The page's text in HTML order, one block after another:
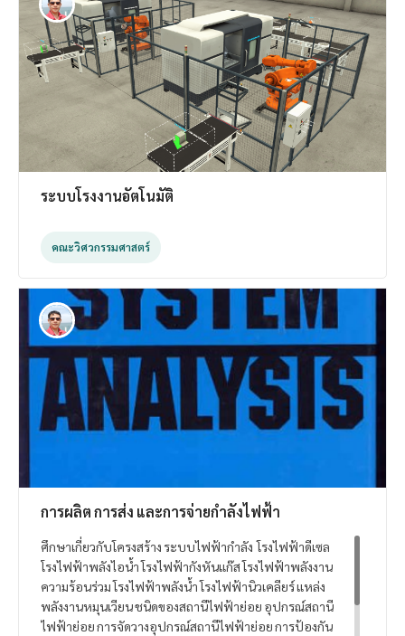
ระบบโรงงานอัตโนมัติ
คณะวิศวกรรมศาสตร์
การผลิต การส่ง และการจ่ายกำลังไฟฟ้า
ศึกษาเกี่ยวกับโครงสร้าง ระบบไฟฟ้ากำลัง โรงไฟฟ้าดีเซล
โรงไฟฟ้าพลังไอน้ำ โรงไฟฟ้ากังหันแก๊ส โรงไฟฟ้าพลังงาน
ความร้อนร่วม โรงไฟฟ้าพลังน้ำ โรงไฟฟ้านิวเคลียร์ แหล่ง
พลังงานหมุนเวียน ชนิดของสถานีไฟฟ้าย่อย อุปกรณ์สถานี
ไฟฟ้าย่อย การจัดวางอุปกรณ์สถานีไฟฟ้าย่อย การป้องกัน